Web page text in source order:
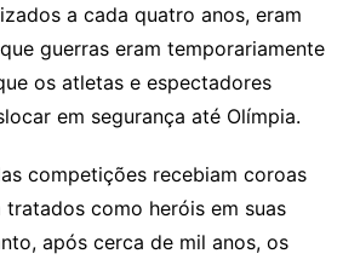
a cada quatro anos, eram
guerras eram temporariamente
os atletas e espectadores
em segurança até Olímpia.
competições recebiam coroas
tratados como heróis em suas
após cerca de mil anos, os